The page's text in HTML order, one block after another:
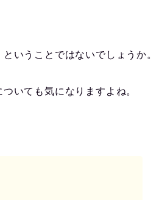
ということではないでしょうか。
ついても気になりますよね。